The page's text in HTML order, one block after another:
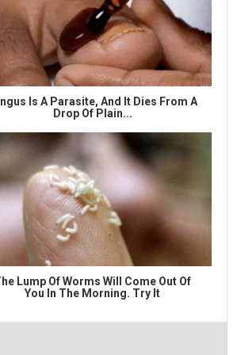
Is A Parasite, And It Dies From A
Drop Of Plain...
Lump Of Worms Will Come Out Of
You In The Morning. Try It